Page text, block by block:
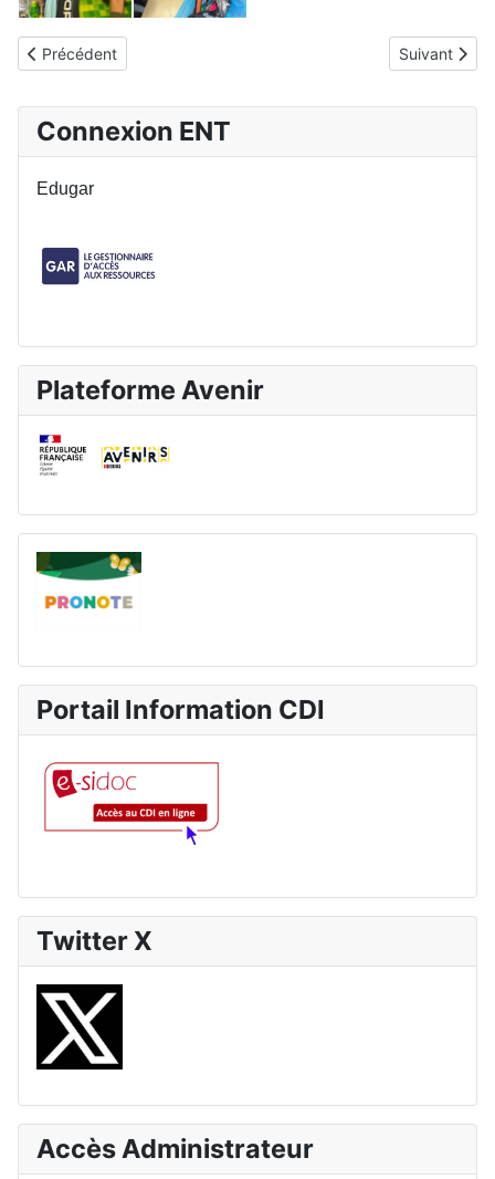
Article précédent : Harry Potter
Précédent Article
Suivant
Connexion ENT
Edugar
Plateforme Avenir
Portail Information CDI
Twitter X
Accès Administrateur